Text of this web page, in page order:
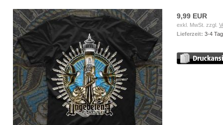
9,99 EUR
exkl. MwSt. zzgl.
Lieferzeit: 3-4